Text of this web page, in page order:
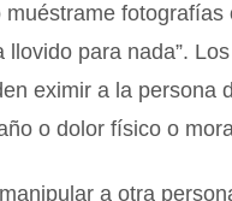
fotografías
para nada”.
eximir a la persona
o dolor físico o
a otra